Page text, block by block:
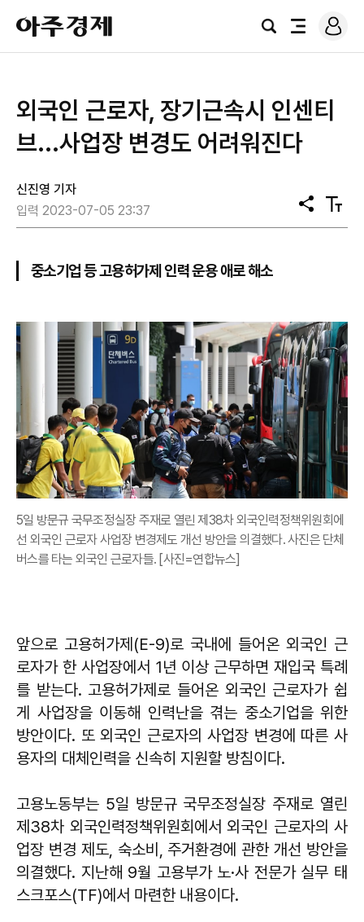
아
주
경
검
전
로
그
외국인 근로자, 장기근속시 인센티
브...사업장 변경도 어려워진다
신진영 기자
입력 2023-07-05 23:37
공
유
텍
스
중소기업 등 고용허가제 인력 운용 애로 해소
5일 방문규 국무조정실장 주재로 열린 제38차 외국인력정책위원회에
선 외국인 근로자 사업장 변경제도 개선 방안을 의결했다. 사진은 단체
버스를 타는 외국인 근로자들. [사진=연합뉴스]
앞으로 고용허가제(E-9)로 국내에 들어온 외국인 근
로자가 한 사업장에서 1년 이상 근무하면 재입국 특례
를 받는다. 고용허가제로 들어온 외국인 근로자가 쉽
게 사업장을 이동해 인력난을 겪는 중소기업을 위한
방안이다. 또 외국인 근로자의 사업장 변경에 따른 사
용자의 대체인력을 신속히 지원할 방침이다.
고용노동부는 5일 방문규 국무조정실장 주재로 열린
제38차 외국인력정책위원회에서 외국인 근로자의 사
업장 변경 제도, 숙소비, 주거환경에 관한 개선 방안을
의결했다. 지난해 9월 고용부가 노·사 전문가 실무 태
스크포스(TF)에서 마련한 내용이다.